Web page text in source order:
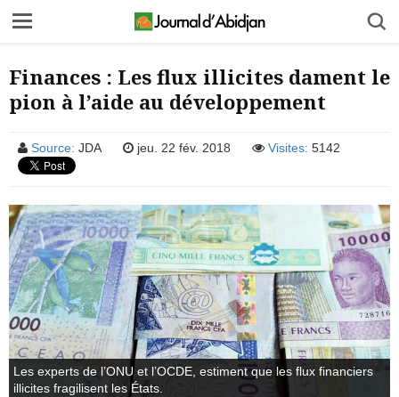
Finances : Les flux illicites dament le
pion à l’aide au développement
Source: JDA jeu. 22 fév. 2018 Visites: 5142
Les experts de l’ONU et l’OCDE, estiment que les flux financiers
illicites fragilisent les États.